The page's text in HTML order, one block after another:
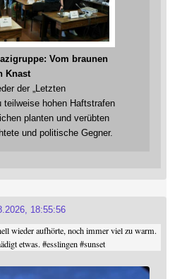
Vom braunen
Knast
der „Letzten
teilweise hohen Haftstrafen
planten und verübten
und politische Gegner.
18:55:56
wieder aufhörte, noch immer viel zu warm.
etwas. #esslingen #sunset